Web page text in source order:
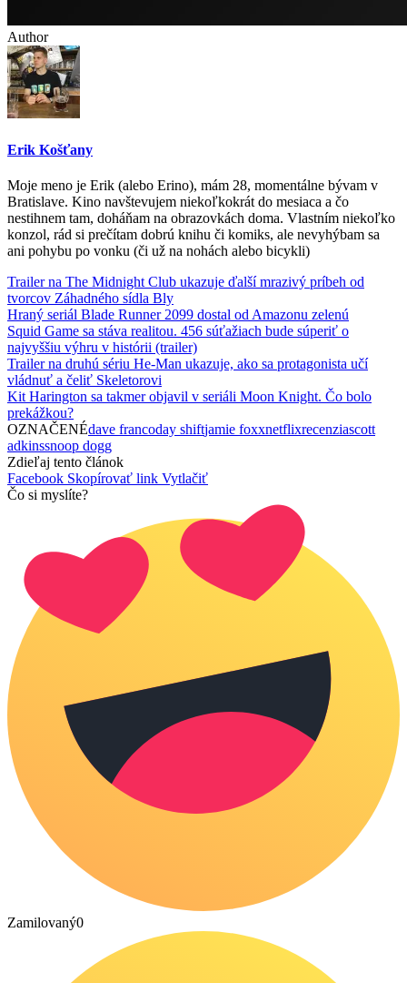
Author
Erik Košťany
Moje meno je Erik (alebo Erino), mám 28, momentálne bývam v
Bratislave. Kino navštevujem niekoľkokrát do mesiaca a čo
nestihnem tam, doháňam na obrazovkách doma. Vlastním niekoľko
konzol, rád si prečítam dobrú knihu či komiks, ale nevyhýbam sa
ani pohybu po vonku (či už na nohách alebo bicykli)
Trailer na The Midnight Club ukazuje ďalší mrazivý príbeh od
tvorcov Záhadného sídla Bly
Hraný seriál Blade Runner 2099 dostal od Amazonu zelenú
Squid Game sa stáva realitou. 456 súťažiach bude súperiť o
najvyššiu výhru v histórii (trailer)
Trailer na druhú sériu He-Man ukazuje, ako sa protagonista učí
vládnuť a čeliť Skeletorovi
Kit Harington sa takmer objavil v seriáli Moon Knight. Čo bolo
prekážkou?
OZNAČENÉdave francoday shiftjamie foxxnetflixrecenziascott
adkinssnoop dogg
Zdieľaj tento článok
Facebook Skopírovať link Vytlačiť
Čo si myslíte?
Zamilovaný0